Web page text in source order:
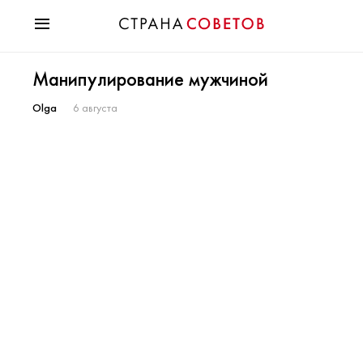
Мода
Звезды
Манипулирование мужчиной
Olga 6 августа